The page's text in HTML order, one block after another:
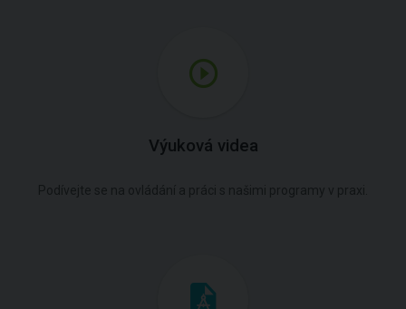
Výuková videa